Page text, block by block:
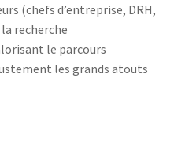
(chefs d’entreprise, DRH,
recherche
le parcours
les grands atouts